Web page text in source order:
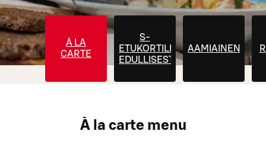
À LA
CARTE
S-
ETUKORTILLA
EDULLISESTI
AAMIAINEN
À la carte menu